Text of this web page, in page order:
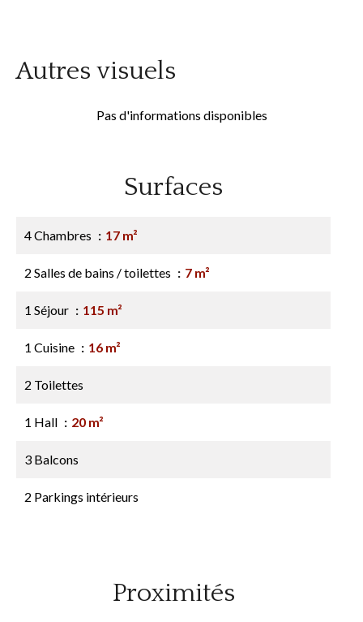
Autres visuels
Pas d'informations disponibles
Surfaces
4 Chambres 17 m²
2 Salles de bains / toilettes 7 m²
1 Séjour 115 m²
1 Cuisine 16 m²
2 Toilettes
1 Hall 20 m²
3 Balcons
2 Parkings intérieurs
Proximités